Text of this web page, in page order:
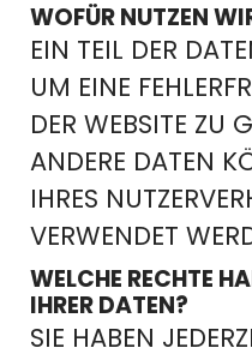
WOFÜR NUTZEN
EIN TEIL DER
UM EINE
DER WEBSITE ZU
ANDERE DATEN
IHRES
VERWENDET
WELCHE RECHTE
IHRER DATEN?
SIE HABEN